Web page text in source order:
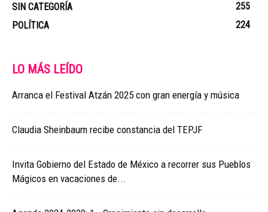
SIN CATEGORÍA
255
POLÍTICA
224
LO MÁS LEÍDO
Arranca el Festival Atzán 2025 con gran energía y música
Claudia Sheinbaum recibe constancia del TEPJF
Invita Gobierno del Estado de México a recorrer sus Pueblos
Mágicos en vacaciones de...